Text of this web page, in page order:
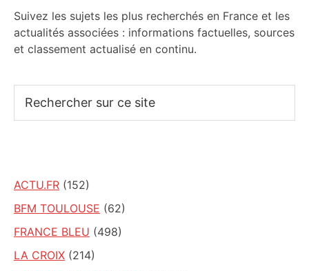
Suivez les sujets les plus recherchés en France et les
actualités associées : informations factuelles, sources
et classement actualisé en continu.
sur
ACTU.FR (152)
BFM TOULOUSE (62)
FRANCE BLEU (498)
LA CROIX (214)